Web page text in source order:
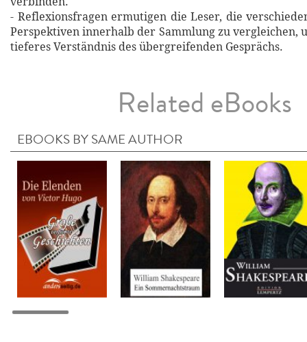
- Reflexionsfragen ermutigen die Leser, die
Perspektiven innerhalb der Sammlung zu vergleichen,
tieferes Verständnis des übergreifenden Gesprächs.
Related eBooks
EBOOKS BY SAME AUTHOR